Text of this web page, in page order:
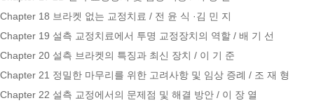
Chapter 18 브라켓 없는 교정치료 / 전 윤 식 ·김 민 지
Chapter 19 설측 교정치료에서 투명 교정장치의 역할 / 배 기 선
Chapter 20 설측 브라켓의 특징과 최신 장치 / 이 기 준
Chapter 21 정밀한 마무리를 위한 고려사항 및 임상 증례 / 조 재 형
Chapter 22 설측 교정에서의 문제점 및 해결 방안 / 이 장 열